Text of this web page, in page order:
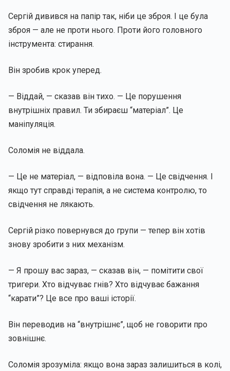
Сергій дивився на папір так, ніби це зброя. І це була
зброя — але не проти нього. Проти його головного
інструмента: стирання.
Він зробив крок уперед.
— Віддай, — сказав він тихо. — Це порушення
внутрішніх правил. Ти збираєш “матеріал”. Це
маніпуляція.
Соломія не віддала.
— Це не матеріал, — відповіла вона. — Це свідчення. І
якщо тут справді терапія, а не система контролю, то
свідчення не лякають.
Сергій різко повернувся до групи — тепер він хотів
знову зробити з них механізм.
— Я прошу вас зараз, — сказав він, — помітити свої
тригери. Хто відчуває гнів? Хто відчуває бажання
“карати”? Це все про ваші історії.
Він переводив на “внутрішнє”, щоб не говорити про
зовнішнє.
Соломія зрозуміла: якщо вона зараз залишиться в колі,